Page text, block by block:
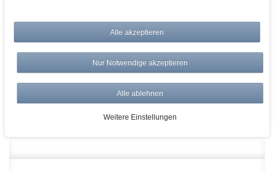
Versandkostenfrei ab 150€
Risikolos: 14 Tage Rückgabe
Über 20.000 Artikel
Schnelle Lieferung
Alle akzeptieren
Nur Notwendige akzeptieren
Alle ablehnen
Weitere Einstellungen